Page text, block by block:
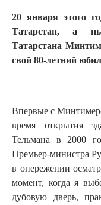
20 января этого
Татарстан, а
Татарстана
свой 80-летний
Впервые с
время открытия
Тельмана в 2000
Премьер-министра
в опережении
момент, когда я
дубовую дверь,